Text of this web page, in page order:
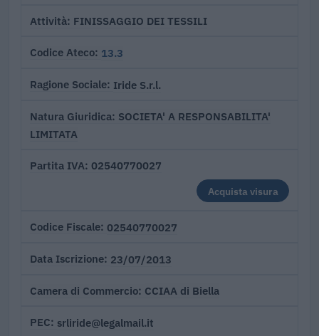
Attività FINISSAGGIO DEI TESSILI
Codice Ateco 13.3
Ragione Sociale Iride S.r.l.
Natura Giuridica SOCIETA' A RESPONSABILITA'
LIMITATA
Partita IVA 02540770027
Acquista visura
Codice Fiscale 02540770027
Data Iscrizione 23/07/2013
Camera di Commercio CCIAA di Biella
PEC srliride@legalmail.it